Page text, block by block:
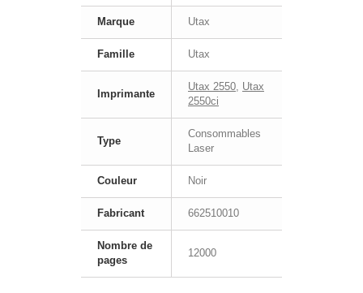
Marque Utax
Famille Utax
Imprimante
Utax 2550, Utax
2550ci
Type
Consommables
Laser
Couleur Noir
Fabricant 662510010
Nombre de
pages
12000